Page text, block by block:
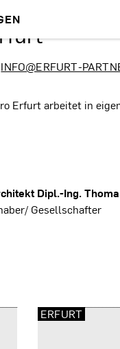
INFO@ERFURT-
Erfurt arbeitet in
Dipl.-Ing.
Gesellschafter
ERFURT